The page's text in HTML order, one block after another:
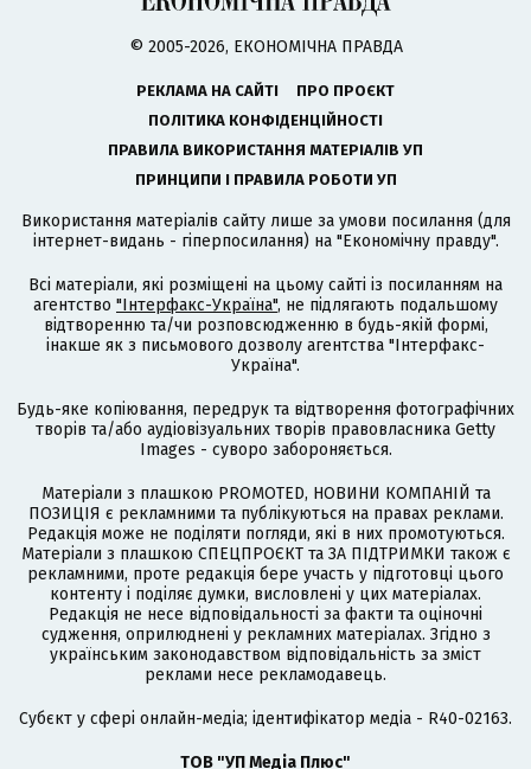
© 2005-2026, ЕКОНОМІЧНА ПРАВДА
РЕКЛАМА НА САЙТІ
ПРО ПРОЄКТ
ПОЛІТИКА КОНФІДЕНЦІЙНОСТІ
ПРАВИЛА ВИКОРИСТАННЯ МАТЕРІАЛІВ УП
ПРИНЦИПИ І ПРАВИЛА РОБОТИ УП
Використання матеріалів сайту лише за умови посилання (для
інтернет-видань - гіперпосилання) на "Економічну правду".
Всі матеріали, які розміщені на цьому сайті із посиланням на
агентство "Інтерфакс-Україна", не підлягають подальшому
відтворенню та/чи розповсюдженню в будь-якій формі,
інакше як з письмового дозволу агентства "Інтерфакс-
Україна".
Будь-яке копіювання, передрук та відтворення фотографічних
творів та/або аудіовізуальних творів правовласника Getty
Images - суворо забороняється.
Матеріали з плашкою PROMOTED, НОВИНИ КОМПАНІЙ та
ПОЗИЦІЯ є рекламними та публікуються на правах реклами.
Редакція може не поділяти погляди, які в них промотуються.
Матеріали з плашкою СПЕЦПРОЄКТ та ЗА ПІДТРИМКИ також є
рекламними, проте редакція бере участь у підготовці цього
контенту і поділяє думки, висловлені у цих матеріалах.
Редакція не несе відповідальності за факти та оціночні
судження, оприлюднені у рекламних матеріалах. Згідно з
українським законодавством відповідальність за зміст
реклами несе рекламодавець.
Cубєкт у сфері онлайн-медіа; ідентифікатор медіа - R40-02163.
ТОВ "УП Медіа Плюс"